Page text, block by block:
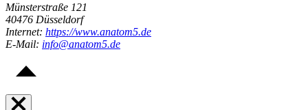
Münsterstraße 121
40476 Düsseldorf
Internet: https://www.anatom5.de
E-Mail: info@anatom5.de